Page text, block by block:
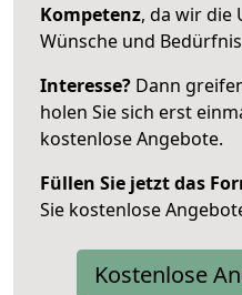
Kompetenz, da wir die
Wünsche und
Interesse? Dann
holen Sie sich erst
kostenlose Angebote.
Füllen Sie jetzt das
Sie kostenlose
Kostenlose